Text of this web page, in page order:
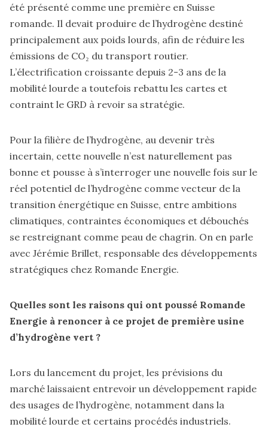
été présenté comme une première en Suisse
romande. Il devait produire de l’hydrogène destiné
principalement aux poids lourds, afin de réduire les
émissions de CO₂ du transport routier.
L’électrification croissante depuis 2-3 ans de la
mobilité lourde a toutefois rebattu les cartes et
contraint le GRD à revoir sa stratégie.
Pour la filière de l’hydrogène, au devenir très
incertain, cette nouvelle n’est naturellement pas
bonne et pousse à s’interroger une nouvelle fois sur le
réel potentiel de l’hydrogène comme vecteur de la
transition énergétique en Suisse, entre ambitions
climatiques, contraintes économiques et débouchés
se restreignant comme peau de chagrin. On en parle
avec Jérémie Brillet, responsable des développements
stratégiques chez Romande Energie.
Quelles sont les raisons qui ont poussé Romande
Energie à renoncer à ce projet de première usine
d’hydrogène vert ?
Lors du lancement du projet, les prévisions du
marché laissaient entrevoir un développement rapide
des usages de l’hydrogène, notamment dans la
mobilité lourde et certains procédés industriels.